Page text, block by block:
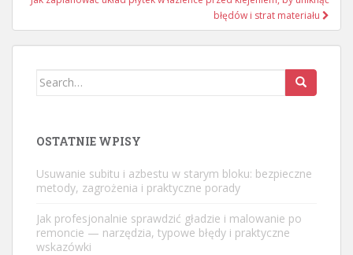
błędów i strat materiału
Search
OSTATNIE WPISY
Usuwanie subitu i azbestu w starym bloku: bezpieczne
metody, zagrożenia i praktyczne porady
Jak profesjonalnie sprawdzić gładzie i malowanie po
remoncie — narzędzia, typowe błędy i praktyczne
wskazówki